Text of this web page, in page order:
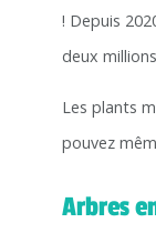
! Depuis
deux
Les plants
pouvez
Arbres